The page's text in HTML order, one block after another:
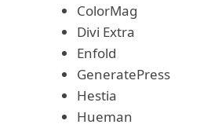
ColorMag
Divi Extra
Enfold
GeneratePress
Hestia
Hueman